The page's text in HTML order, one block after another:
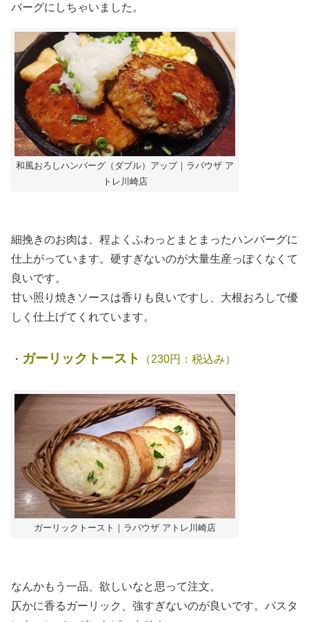
バーグにしちゃいました。
和風おろしハンバーグ（ダブル）アップ｜ラパウザ ア
トレ川崎店
細挽きのお肉は、程よくふわっとまとまったハンバーグに
仕上がっています。硬すぎないのが大量生産っぽくなくて
良いです。
甘い照り焼きソースは香りも良いですし、大根おろしで優
しく仕上げてくれています。
・ ガーリックトースト （230円：税込み）
ガーリックトースト｜ラパウザ アトレ川崎店
なんかもう一品、欲しいなと思って注文。
仄かに香るガーリック、強すぎないのが良いです。パスタ